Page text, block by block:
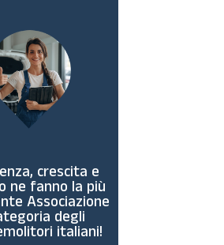
crescita e
ne fanno la più
Associazione
degli
italiani!